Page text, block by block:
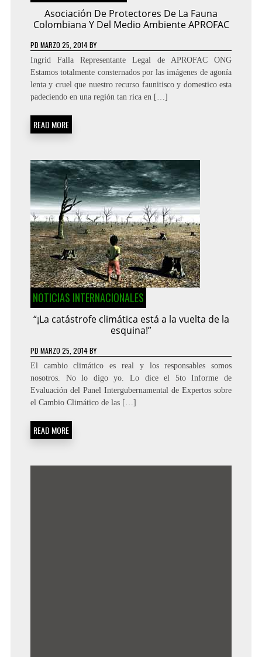
Asociación De Protectores De La Fauna
Colombiana Y Del Medio Ambiente APROFAC
PD MARZO 25, 2014BY
Ingrid Falla Representante Legal de APROFAC ONG
Estamos totalmente consternados por las imágenes de agonía
lenta y cruel que nuestro recurso faunitisco y domestico esta
padeciendo en una región tan rica en […]
READ MORE
NOTICIAS INTERNACIONALES
“¡La catástrofe climática está a la vuelta de la
esquina!”
PD MARZO 25, 2014BY
El cambio climático es real y los responsables somos
nosotros. No lo digo yo. Lo dice el 5to Informe de
Evaluación del Panel Intergubernamental de Expertos sobre
el Cambio Climático de las […]
READ MORE